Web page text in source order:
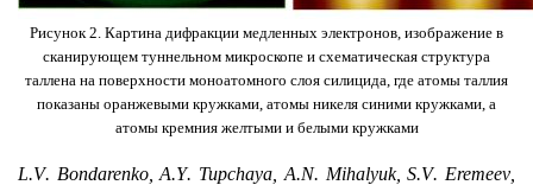
Рисунок 2. Картина дифракции медленных электронов, изображение в
сканирующем туннельном микроскопе и схематическая структура
таллена на поверхности моноатомного слоя силицида, где атомы таллия
показаны оранжевыми кружками, атомы никеля синими кружками, а
атомы кремния желтыми и белыми кружками
L.V. Bondarenko,A.Y. Tupchaya A.N. Mihalyuk,S.V. Eremeev